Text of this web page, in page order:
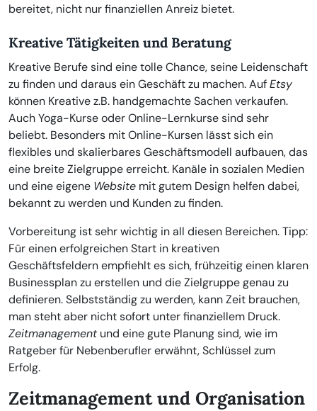
bereitet, nicht nur finanziellen Anreiz bietet.
Kreative Tätigkeiten und Beratung
Kreative Berufe sind eine tolle Chance, seine Leidenschaft
zu finden und daraus ein Geschäft zu machen. AufEtsy
können Kreative z.B. handgemachte Sachen verkaufen.
Auch Yoga-Kurse oder Online-Lernkurse sind sehr
beliebt. Besonders mit Online-Kursen lässt sich ein
flexibles und skalierbares Geschäftsmodell aufbauen, das
eine breite Zielgruppe erreicht. Kanäle in sozialen Medien
und eine eigene Website mit gutem Design helfen dabei,
bekannt zu werden und Kunden zu finden.
Vorbereitung ist sehr wichtig in all diesen Bereichen. Tipp:
Für einen erfolgreichen Start in kreativen
Geschäftsfeldern empfiehlt es sich, frühzeitig einen klaren
Businessplan zu erstellen und die Zielgruppe genau zu
definieren. Selbstständig zu werden, kann Zeit brauchen,
man steht aber nicht sofort unter finanziellem Druck.
Zeitmanagementund eine gute Planung sind, wie im
Ratgeber für Nebenberufler erwähnt, Schlüssel zum
Erfolg.
Zeitmanagement und Organisation